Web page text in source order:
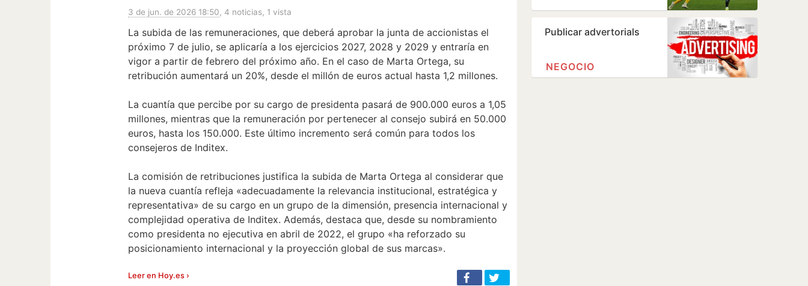
3 de jun. de 2026 18:50, 4 noticias, 1 vista
La subida de las remuneraciones, que deberá aprobar la junta de accionistas el
próximo 7 de julio, se aplicaría a los ejercicios 2027, 2028 y 2029 y entraría en
vigor a partir de febrero del próximo año. En el caso de Marta Ortega, su
retribución aumentará un 20%, desde el millón de euros actual hasta 1,2 millones.
La cuantía que percibe por su cargo de presidenta pasará de 900.000 euros a 1,05
millones, mientras que la remuneración por pertenecer al consejo subirá en 50.000
euros, hasta los 150.000. Este último incremento será común para todos los
consejeros de Inditex.
La comisión de retribuciones justifica la subida de Marta Ortega al considerar que
la nueva cuantía refleja «adecuadamente la relevancia institucional, estratégica y
representativa» de su cargo en un grupo de la dimensión, presencia internacional y
complejidad operativa de Inditex. Además, destaca que, desde su nombramiento
como presidenta no ejecutiva en abril de 2022, el grupo «ha reforzado su
posicionamiento internacional y la proyección global de sus marcas».
Leer en Hoy.es ›
Publicar advertorials
NEGOCIO